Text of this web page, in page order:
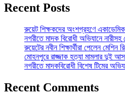
Recent Posts
রুয়েট শিক্ষকদের অংশগ্রহণে
নগরীতে মাদক বিরোধী অভিযানে
রুয়েটের নবীন শিক্ষার্থীরা পেলেন মেশিন
মোহনপুরে রাজ্জাক হত্যা মামলার দুই
নগরীতে মাদকবিরোধী বিশেষ টিমের
Recent Comments